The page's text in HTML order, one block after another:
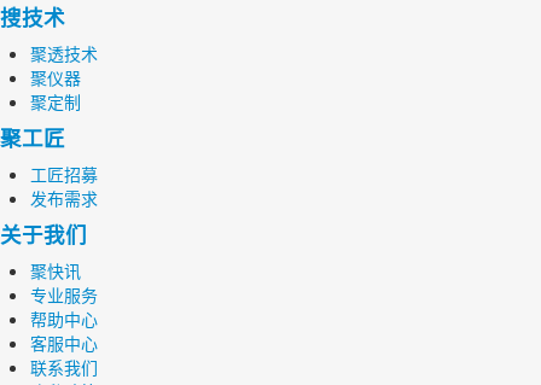
搜技术
聚透技术
聚仪器
聚定制
聚工匠
工匠招募
发布需求
关于我们
聚快讯
专业服务
帮助中心
客服中心
联系我们